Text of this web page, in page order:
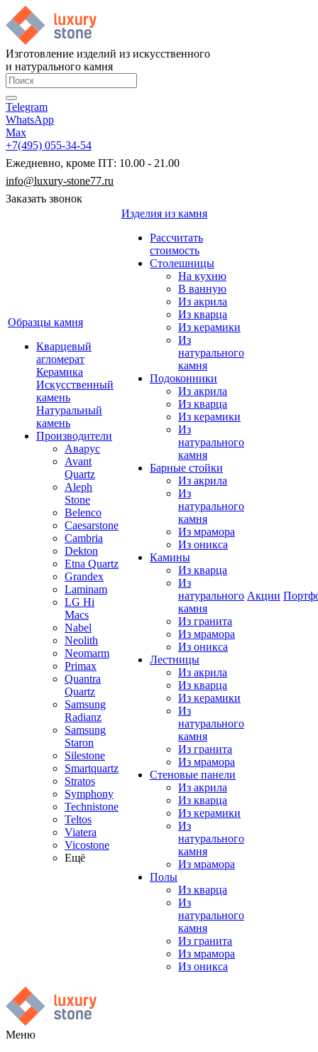
Изготовление изделий из искусственного
и натурального камня
Telegram
WhatsApp
Max
+7(495) 055-34-54
Ежедневно, кроме ПТ: 10.00 - 21.00
info@luxury-stone77.ru
Заказать звонок
Образцы камня
Кварцевый
агломерат
Керамика
Искусственный
камень
Натуральный
камень
Производители
Аварус
Avant
Quartz
Aleph
Stone
Belenco
Caesarstone
Cambria
Dekton
Etna Quartz
Grandex
Laminam
LG Hi
Macs
Nabel
Neolith
Neomarm
Primax
Quantra
Quartz
Samsung
Radianz
Samsung
Staron
Silestone
Smartquartz
Stratos
Symphony
Technistone
Teltos
Viatera
Vicostone
Ещё
Изделия из камня
Рассчитать
стоимость
Столешницы
На кухню
В ванную
Из акрила
Из кварца
Из керамики
Из
натурального
камня
Подоконники
Из акрила
Из кварца
Из керамики
Из
натурального
камня
Барные стойки
Из акрила
Из
натурального
камня
Из мрамора
Из оникса
Камины
Из кварца
Из
натурального
камня
Из гранита
Из мрамора
Из оникса
Лестницы
Из акрила
Из кварца
Из керамики
Из
натурального
камня
Из гранита
Из мрамора
Стеновые панели
Из акрила
Из кварца
Из керамики
Из
натурального
камня
Из мрамора
Полы
Из кварца
Из
натурального
камня
Из гранита
Из мрамора
Из оникса
Акции
Меню